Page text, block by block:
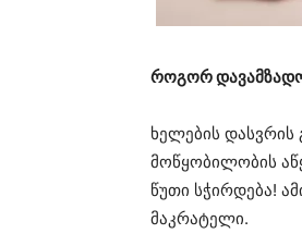
როგორ
ხელების
მოწყობილობის
წუთი სჭირდება!
მაკრატელი.